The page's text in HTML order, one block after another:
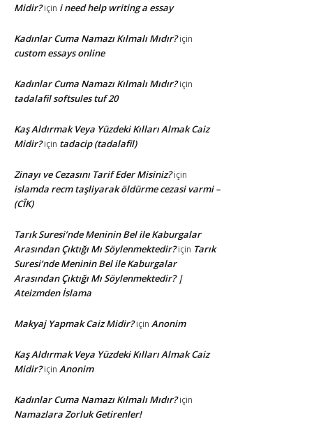
Midir?için i need help writing a essay
Kadınlar Cuma Namazı Kılmalı Mıdır?için
custom essays online
Kadınlar Cuma Namazı Kılmalı Mıdır?için
tadalafil softsules tuf 20
Kaş Aldırmak Veya Yüzdeki Kılları Almak Caiz
Midir?için tadacip (tadalafil)
Zinayı ve Cezasını Tarif Eder Misiniz?için
islamda recm taşliyarak öldürme cezasi varmi –
(CÎK)
Tarık Suresi’nde Meninin Bel ile Kaburgalar
Arasından Çıktığı Mı Söylenmektedir?için Tarık
Suresi’nde Meninin Bel ile Kaburgalar
Arasından Çıktığı Mı Söylenmektedir? |
Ateizmden İslama
Makyaj Yapmak Caiz Midir?için Anonim
Kaş Aldırmak Veya Yüzdeki Kılları Almak Caiz
Midir?için Anonim
Kadınlar Cuma Namazı Kılmalı Mıdır?için
Namazlara Zorluk Getirenler!